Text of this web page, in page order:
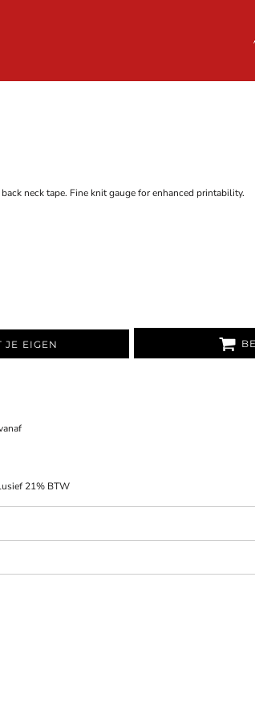
neck tape. Fine knit gauge for enhanced printability.
JE EIGEN
21% BTW